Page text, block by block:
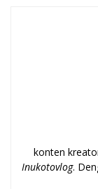
konten
Inukotovlog.